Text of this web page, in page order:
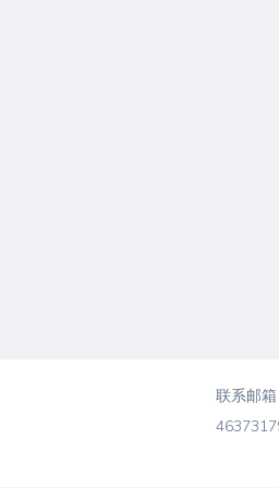
联系邮箱